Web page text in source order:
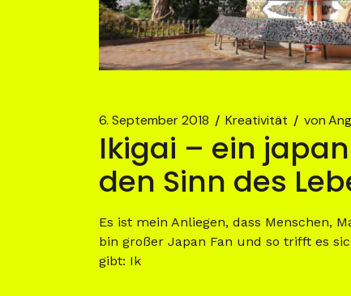
6. September 2018 Kreativität von
Ikigai – ein
den Sinn des
Es ist mein Anliegen, dass Menschen,
bin großer Japan Fan und so trifft es
gibt: Ik